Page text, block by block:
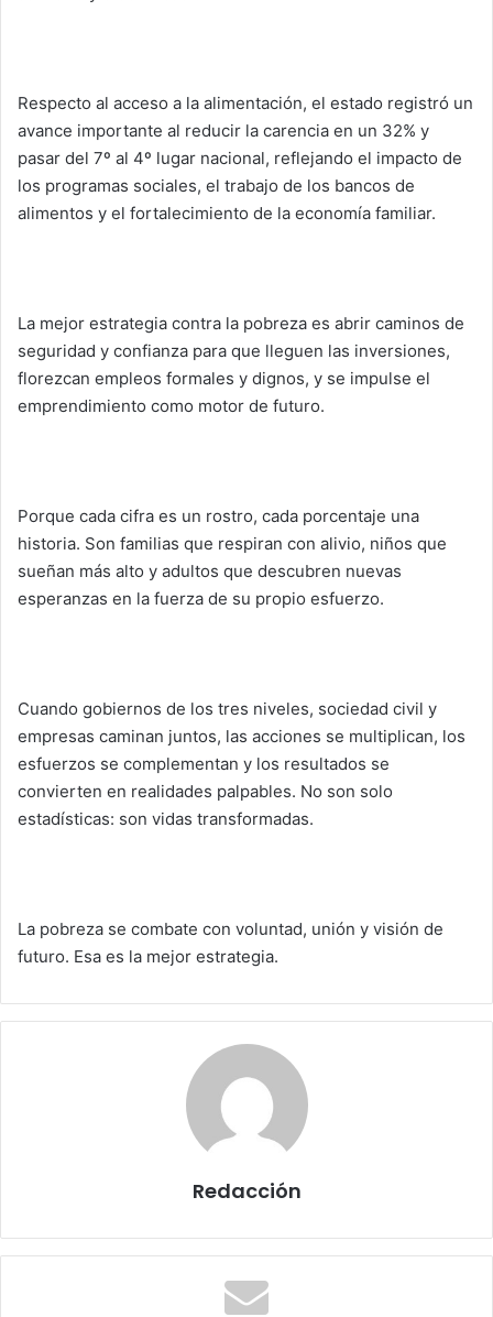
Respecto al acceso a la alimentación, el estado registró un
avance importante al reducir la carencia en un 32% y
pasar del 7º al 4º lugar nacional, reflejando el impacto de
los programas sociales, el trabajo de los bancos de
alimentos y el fortalecimiento de la economía familiar.
La mejor estrategia contra la pobreza es abrir caminos de
seguridad y confianza para que lleguen las inversiones,
florezcan empleos formales y dignos, y se impulse el
emprendimiento como motor de futuro.
Porque cada cifra es un rostro, cada porcentaje una
historia. Son familias que respiran con alivio, niños que
sueñan más alto y adultos que descubren nuevas
esperanzas en la fuerza de su propio esfuerzo.
Cuando gobiernos de los tres niveles, sociedad civil y
empresas caminan juntos, las acciones se multiplican, los
esfuerzos se complementan y los resultados se
convierten en realidades palpables. No son solo
estadísticas: son vidas transformadas.
La pobreza se combate con voluntad, unión y visión de
futuro. Esa es la mejor estrategia.
Redacción